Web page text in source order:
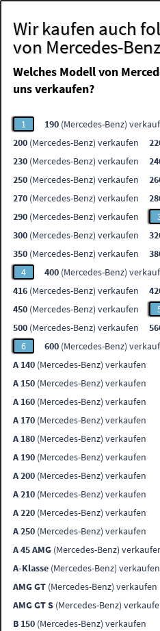
Wir kaufen auch
von Mercedes-
Welches Modell von
uns verkaufen?
1 190 (Mercedes-Benz)
200 (Mercedes-Benz) verkaufen
230 (Mercedes-Benz) verkaufen
250 (Mercedes-Benz) verkaufen
270 (Mercedes-Benz) verkaufen
290 (Mercedes-Benz) verkaufen
300 (Mercedes-Benz) verkaufen
350 (Mercedes-Benz) verkaufen
4
400 (Mercedes-Benz)
416 (Mercedes-Benz) verkaufen
450 (Mercedes-Benz) verkaufen
500 (Mercedes-Benz) verkaufen
6
600 (Mercedes-Benz)
A 140 (Mercedes-Benz) verkaufen
A 150 (Mercedes-Benz) verkaufen
A 160 (Mercedes-Benz) verkaufen
A 170 (Mercedes-Benz) verkaufen
A 180 (Mercedes-Benz) verkaufen
A 190 (Mercedes-Benz) verkaufen
A 200 (Mercedes-Benz) verkaufen
A 210 (Mercedes-Benz) verkaufen
A 220 (Mercedes-Benz) verkaufen
A 250 (Mercedes-Benz) verkaufen
A 45 AMG (Mercedes-Benz)
A-Klasse (Mercedes-Benz) verkaufen
AMG GT (Mercedes-Benz) verkaufen
AMG GT S (Mercedes-Benz)
B 150 (Mercedes-Benz) verkaufen